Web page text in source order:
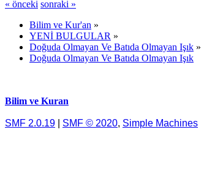
« önceki sonraki »
Bilim ve Kur'an »
YENİ BULGULAR »
Doğuda Olmayan Ve Batıda Olmayan Işık »
Doğuda Olmayan Ve Batıda Olmayan Işık
Bilim ve Kuran
SMF 2.0.19 SMF © 2020, Simple Machines